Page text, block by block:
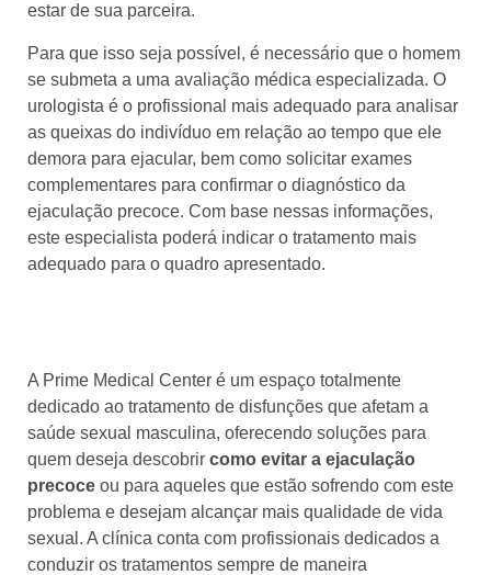
estar de sua parceira.
Para que isso seja possível, é necessário que o homem
se submeta a uma avaliação médica especializada. O
urologista é o profissional mais adequado para analisar
as queixas do indivíduo em relação ao tempo que ele
demora para ejacular, bem como solicitar exames
complementares para confirmar o diagnóstico da
ejaculação precoce. Com base nessas informações,
este especialista poderá indicar o tratamento mais
adequado para o quadro apresentado.
A Prime Medical Center é um espaço totalmente
dedicado ao tratamento de disfunções que afetam a
saúde sexual masculina, oferecendo soluções para
quem deseja descobrir como evitar a ejaculação
precoce ou para aqueles que estão sofrendo com este
problema e desejam alcançar mais qualidade de vida
sexual. A clínica conta com profissionais dedicados a
conduzir os tratamentos sempre de maneira